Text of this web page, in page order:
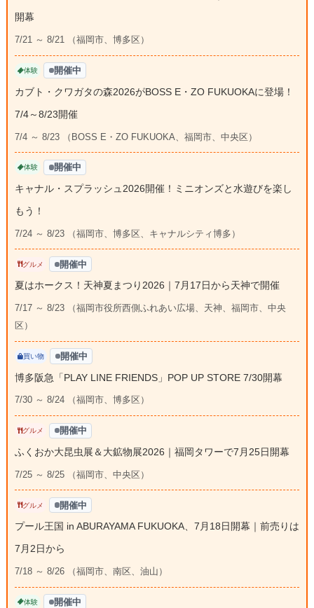
開幕
7/21 ～ 8/21 （福岡市、博多区）
体験 開催中
カブト・クワガタの森2026がBOSS E・ZO FUKUOKAに登場！
7/4～8/23開催
7/4 ～ 8/23 （BOSS E・ZO FUKUOKA、福岡市、中央区）
体験 開催中
キャナル・スプラッシュ2026開催！ミニオンズと水遊びを楽し
もう！
7/24 ～ 8/23 （福岡市、博多区、キャナルシティ博多）
グルメ 開催中
夏はホークス！天神夏まつり2026｜7月17日から天神で開催
7/17 ～ 8/23 （福岡市役所西側ふれあい広場、天神、福岡市、中央
区）
買い物 開催中
博多阪急「PLAY LINE FRIENDS」POP UP STORE 7/30開幕
7/30 ～ 8/24 （福岡市、博多区）
グルメ 開催中
ふくおか大昆虫展＆大鉱物展2026｜福岡タワーで7月25日開幕
7/25 ～ 8/25 （福岡市、中央区）
グルメ 開催中
プール王国 in ABURAYAMA FUKUOKA、7月18日開幕｜前売りは
7月2日から
7/18 ～ 8/26 （福岡市、南区、油山）
体験 開催中